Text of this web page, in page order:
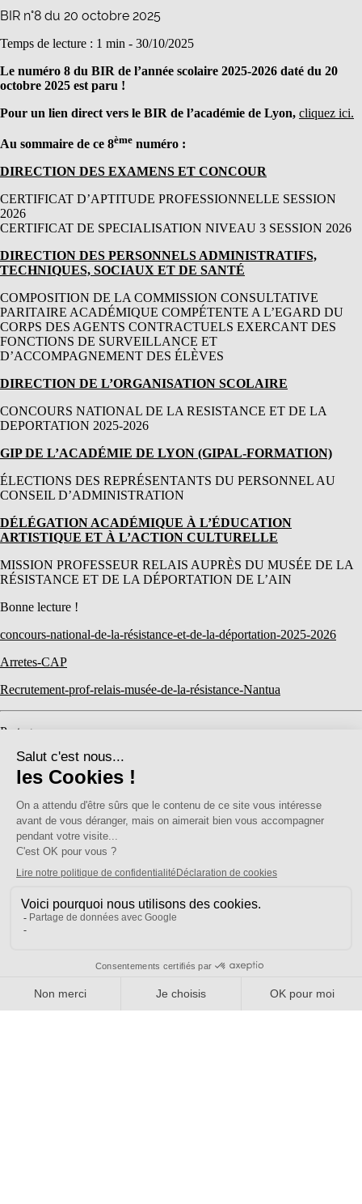
BIR n°8 du 20 octobre 2025
Temps de lecture : 1 min - 30/10/2025
Le numéro 8 du BIR de l’année scolaire 2025-2026 daté du 20
octobre 2025 est paru !
Pour un lien direct vers le BIR de l’académie de Lyon, cliquez ici.
Au sommaire de ce 8ème numéro :
DIRECTION DES EXAMENS ET CONCOUR
CERTIFICAT D’APTITUDE PROFESSIONNELLE SESSION
2026
CERTIFICAT DE SPECIALISATION NIVEAU 3 SESSION 2026
DIRECTION DES PERSONNELS ADMINISTRATIFS,
TECHNIQUES, SOCIAUX ET DE SANTÉ
COMPOSITION DE LA COMMISSION CONSULTATIVE
PARITAIRE ACADÉMIQUE COMPÉTENTE A L’EGARD DU
CORPS DES AGENTS CONTRACTUELS EXERCANT DES
FONCTIONS DE SURVEILLANCE ET
D’ACCOMPAGNEMENT DES ÉLÈVES
DIRECTION DE L’ORGANISATION SCOLAIRE
CONCOURS NATIONAL DE LA RESISTANCE ET DE LA
DEPORTATION 2025-2026
GIP DE L’ACADÉMIE DE LYON (GIPAL-FORMATION)
ÉLECTIONS DES REPRÉSENTANTS DU PERSONNEL AU
CONSEIL D’ADMINISTRATION
DÉLÉGATION ACADÉMIQUE À L’ÉDUCATION
ARTISTIQUE ET À L’ACTION CULTURELLE
MISSION PROFESSEUR RELAIS AUPRÈS DU MUSÉE DE LA
RÉSISTANCE ET DE LA DÉPORTATION DE L’AIN
Bonne lecture !
concours-national-de-la-résistance-et-de-la-déportation-2025-2026
Arretes-CAP
Recrutement-prof-relais-musée-de-la-résistance-Nantua
Partager
Facebook
Nous connaître
Qui sommes-nous ?